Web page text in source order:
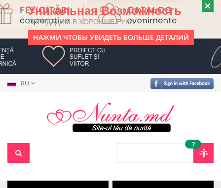
Уникальная Возможность
ПЕРЕДАДИМ В ХОРОШИЕ РУКИ
НАЖМИ ЧТОБЫ УВИДЕТЬ БОЛЬШЕ ДЕТАЛИЙ
RU
?